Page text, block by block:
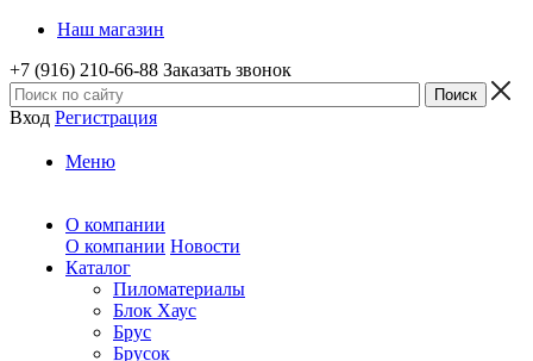
Наш магазин
+7 (916) 210-66-88 Заказать звонок
Вход Регистрация
Меню
О компании
О компании Новости
Каталог
Пиломатериалы
Блок Хаус
Брус
Брусок